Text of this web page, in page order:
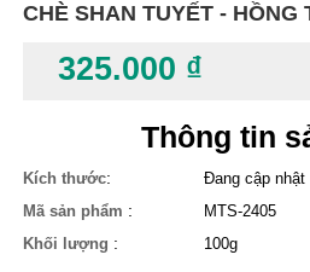
CHÈ SHAN TUYẾT - HỒNG
325.000 ₫
Thông tin
Kích thước:
Đang cập nhật
Mã sản phẩm :
MTS-2405
Khối lượng : 100g